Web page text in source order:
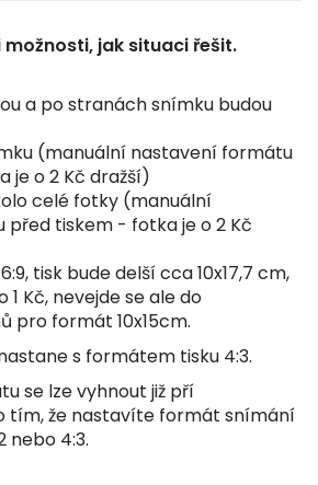
jak situaci řešit.
a po stranách snímku budou
(manuální nastavení formátu
je o 2 Kč dražší)
celé fotky (manuální
tiskem - fotka je o 2 Kč
tisk bude delší cca 10x17,7 cm,
Kč, nevejde se ale do
pro formát 10x15cm.
s formátem tisku 4:3.
se lze vyhnout již pří
tím, že nastavíte formát snímání
nebo 4:3.